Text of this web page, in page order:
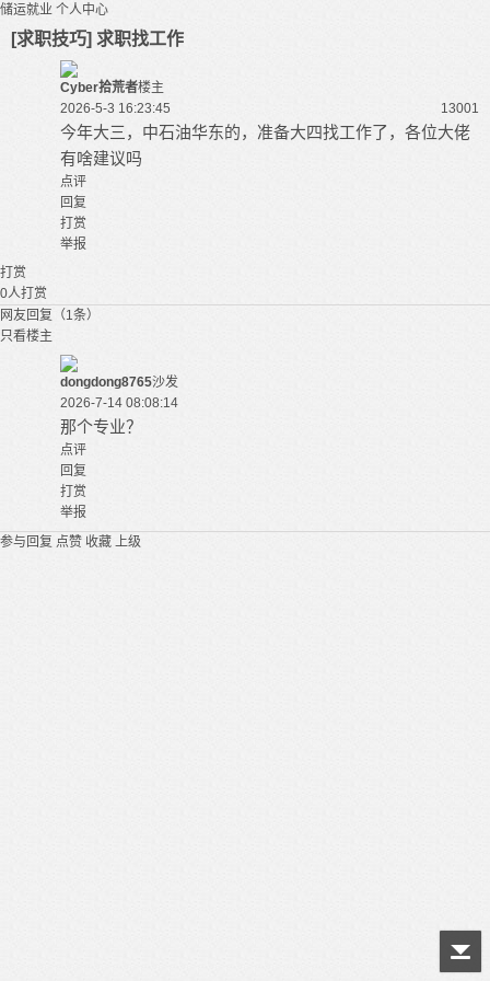
储运就业 个人中心
[求职技巧] 求职找工作
Cyber拾荒者楼主
2026-5-3 16:23:45
13001
今年大三，中石油华东的，准备大四找工作了，各位大佬
有啥建议吗
点评
回复
打赏
举报
打赏
0人打赏
网友回复（1条）
只看楼主
dongdong8765沙发
2026-7-14 08:08:14
那个专业？
点评
回复
打赏
举报
参与回复 点赞 收藏 上级